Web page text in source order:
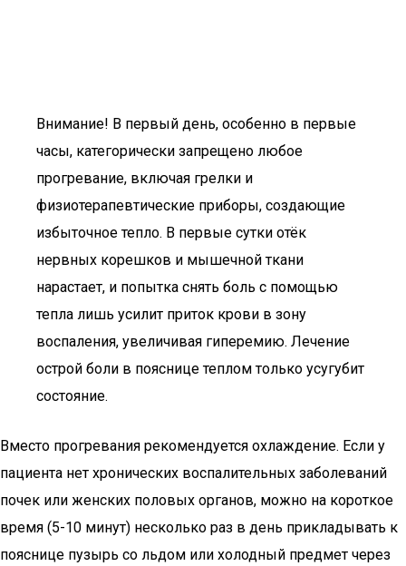
Внимание! В первый день, особенно в первые
часы, категорически запрещено любое
прогревание, включая грелки и
физиотерапевтические приборы, создающие
избыточное тепло. В первые сутки отёк
нервных корешков и мышечной ткани
нарастает, и попытка снять боль с помощью
тепла лишь усилит приток крови в зону
воспаления, увеличивая гиперемию. Лечение
острой боли в пояснице теплом только усугубит
состояние.
Вместо прогревания рекомендуется охлаждение. Если у
пациента нет хронических воспалительных заболеваний
почек или женских половых органов, можно на короткое
время (5-10 минут) несколько раз в день прикладывать к
пояснице пузырь со льдом или холодный предмет через